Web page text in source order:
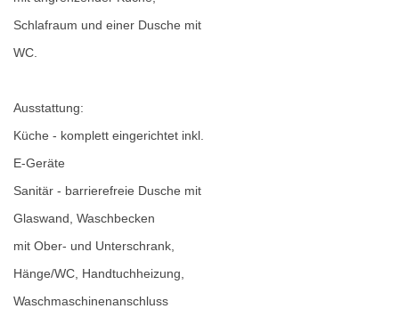
Schlafraum und einer Dusche mit
WC.
Ausstattung:
Küche - komplett eingerichtet inkl.
E-Geräte
Sanitär - barrierefreie Dusche mit
Glaswand, Waschbecken
mit Ober- und Unterschrank,
Hänge/WC, Handtuchheizung,
Waschmaschinenanschluss